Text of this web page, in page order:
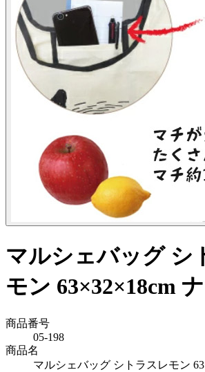
マルシェバッグ シ
モン 63×32×18cm
商品番号
05-198
商品名
マルシェバッグ シトラスレモン